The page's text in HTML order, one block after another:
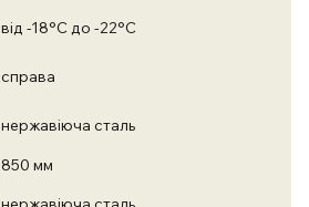
від -18°С до -22°С
справа
нержавіюча сталь
850 мм